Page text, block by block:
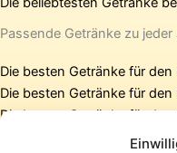
Passende Getränke zu
Die besten Getränke für den
Die besten Getränke für den
Die besten Getränke für den
Die besten Getränke für den